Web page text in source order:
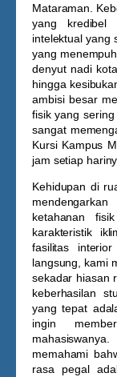
Mataraman.
yang kredibel
intelektual yang
yang
denyut nadi
hingga
ambisi besar
fisik yang
sangat
Kursi Kampus
jam setiap
Kehidupan di
ketahanan
karakteristik
fasilitas
langsung, kami
sekadar hiasan
keberhasilan
yang tepat
ingin
memahami
rasa pegal